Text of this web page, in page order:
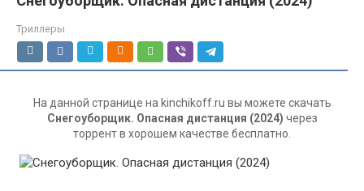
Триллеры
На данной странице на kinchikoff.ru вы можете скачать
Снегоуборщик. Опасная дистанция (2024) через
торрент в хорошем качестве бесплатно.